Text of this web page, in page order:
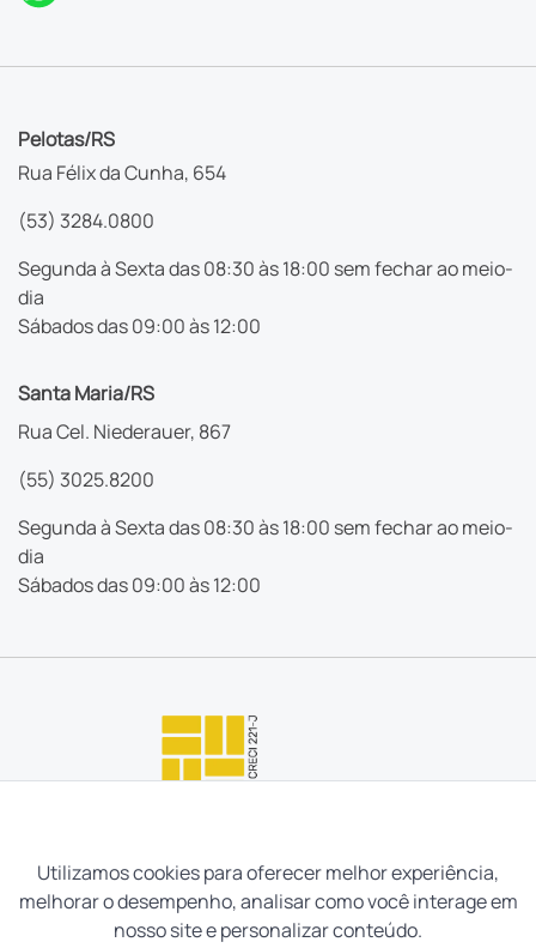
Pelotas/RS
Rua Félix da Cunha, 654
(53) 3284.0800
Segunda à Sexta das 08:30 às 18:00 sem fechar ao meio-
dia
Sábados das 09:00 às 12:00
Santa Maria/RS
Rua Cel. Niederauer, 867
(55) 3025.8200
Segunda à Sexta das 08:30 às 18:00 sem fechar ao meio-
dia
Sábados das 09:00 às 12:00
Utilizamos cookies para oferecer melhor experiência,
melhorar o desempenho, analisar como você interage em
nosso site e personalizar conteúdo.